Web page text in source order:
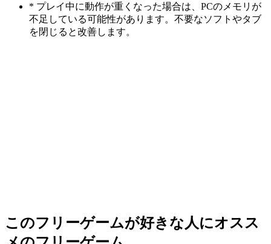
* プレイ中に動作が重くなった場合は、PCのメモリが
不足している可能性があります。不要なソフトやタブ
を閉じると改善します。
このフリーゲームが好きな人にオスス